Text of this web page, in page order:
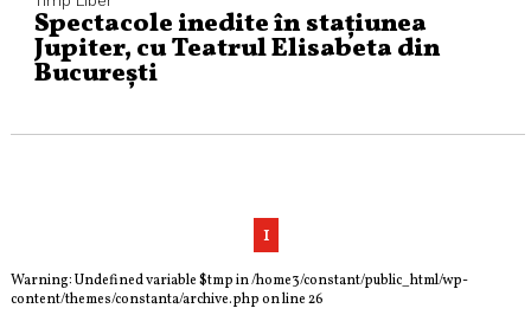
Spectacole inedite în stațiunea
Jupiter, cu Teatrul Elisabeta din
București
1
Warning: Undefined variable $tmp in/home3/constant/public_html/wp-
content/themes/constanta/archive.phpon line26